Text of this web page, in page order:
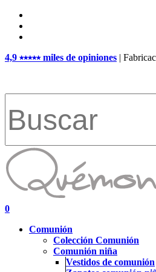
Skip
main
4,9 ⭑⭑⭑⭑⭑ miles de opiniones |
Close
Search
search
account
0
Comunión
Colección Comunión
Comunión niña
Vestidos de comunión